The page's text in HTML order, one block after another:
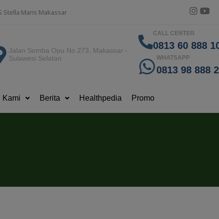
Stella Maris Makassar
Jalan Somba Opu No 273, Makassar -
Sulawesi Selatan
CALL CENTER
0813 60 888
WHATSAPP
0813 98 888
Kami Berita Healthpedia Promo